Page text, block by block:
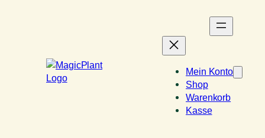
Mein Konto
Shop
Warenkorb
Kasse